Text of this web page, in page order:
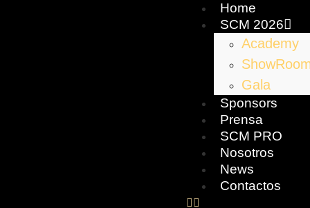
Home
SCM 2026
Academy
Gala
Sponsors
Prensa
SCM PRO
Nosotros
News
Contactos